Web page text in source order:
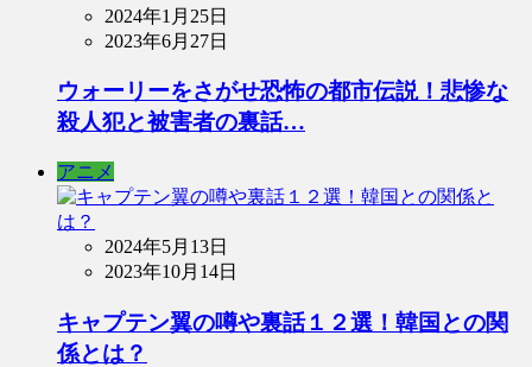
2024年1月25日
2023年6月27日
ウォーリーをさがせ恐怖の都市伝説！悲惨な
殺人犯と被害者の裏話…
アニメ
2024年5月13日
2023年10月14日
キャプテン翼の噂や裏話１２選！韓国との関
係とは？